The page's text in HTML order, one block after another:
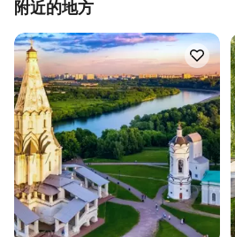
附近的地方